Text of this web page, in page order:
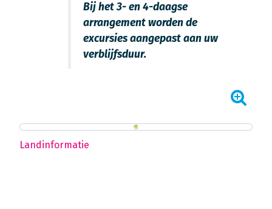
Bij het 3- en 4-daagse
arrangement worden de
excursies aangepast aan uw
verblijfsduur.
Landinformatie